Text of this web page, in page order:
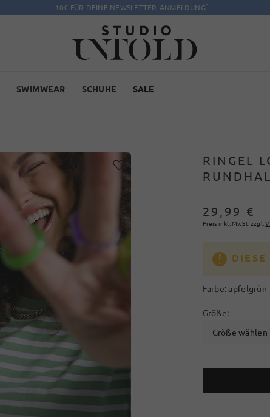
10€ FÜR DEINE NEWSLETTER-ANMELDUNG*
SWIMWEAR SCHUHE SALE
RINGEL
29,99 €
Preis inkl. MwSt. zzgl.
Farbe: apfelgrün
Größe:
Größe wählen